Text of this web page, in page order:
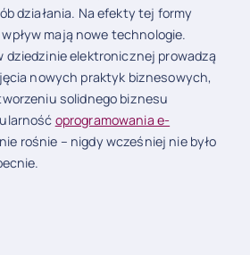
działania. Na efekty tej formy
mają nowe technologie.
dziedzinie elektronicznej prowadzą
nowych praktyk biznesowych,
solidnego biznesu
oprogramowania e-
rośnie – nigdy wcześniej nie było